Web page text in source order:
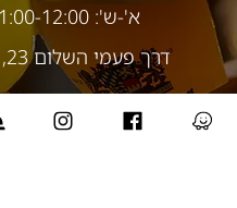
א'-ש': 01:00-12:00
דרך פעמי השלום 23, אילת
הזמנת שולחן